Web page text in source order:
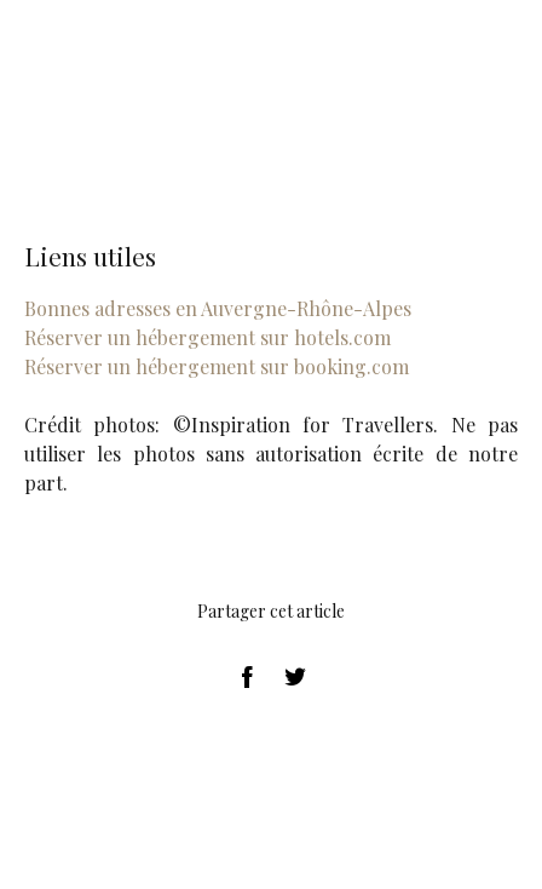
Liens utiles
Bonnes adresses en Auvergne-Rhône-Alpes
Réserver un hébergement sur hotels.com
Réserver un hébergement sur booking.com
Crédit photos: ©Inspiration for Travellers. Ne pas
utiliser les photos sans autorisation écrite de notre
part.
Partager cet article